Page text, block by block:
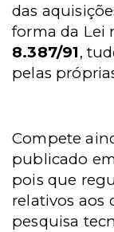
das
forma da Lei
8.387/91,
pelas
Compete
publicado
pois que
relativos aos
pesquisa